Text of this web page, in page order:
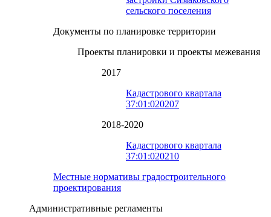
сельского поселения
Документы по планировке территории
Проекты планировки и проекты межевания
2017
Кадастрового квартала
37:01:020207
2018-2020
Кадастрового квартала
37:01:020210
Местные нормативы градостроительного
проектирования
Административные регламенты